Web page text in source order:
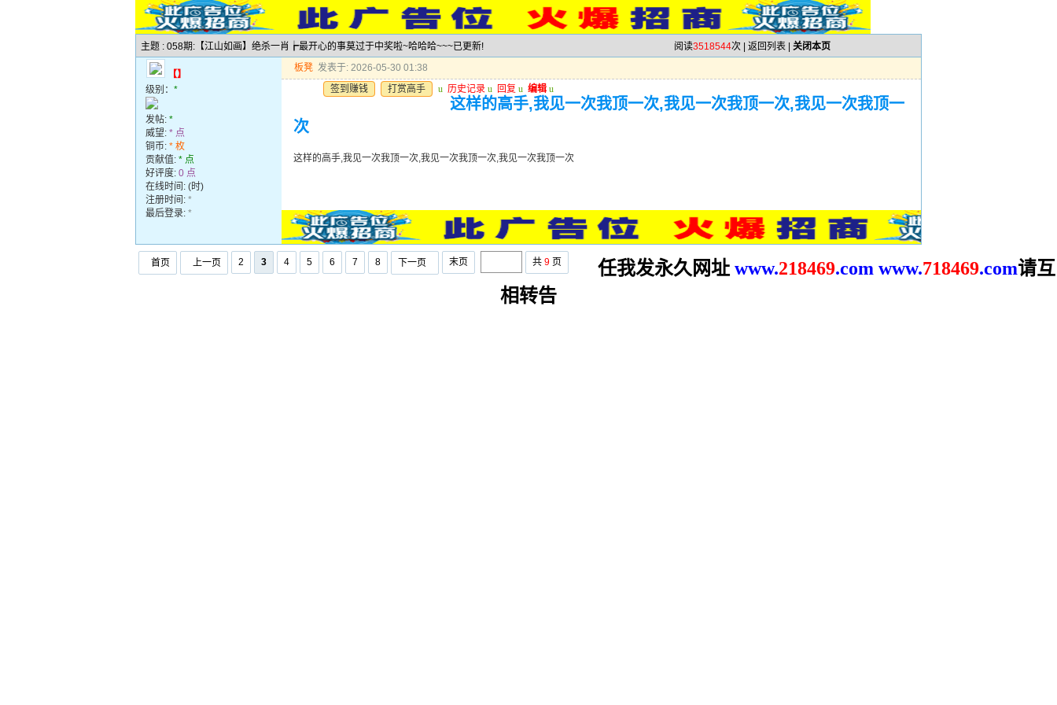
主题 : 058期:【江山如画】绝杀一肖┢最开心的事莫过于中奖啦~哈哈哈~~~已更新! 阅读3518544次 | 返回列表 关闭本页
【】
级别： *
发帖: *
威望: * 点
铜币: * 枚
贡献值: * 点
好评度: 0 点
在线时间: (时)
注册时间: *
最后登录: *
板凳 发表于: 2026-05-30 01:38
签到赚钱
打赏高手 u 历史记录 u 回复 u 编辑 u
这样的高手,我见一次我顶一次,我见一次我顶一次,我见一次我顶一
次
这样的高手,我见一次我顶一次,我见一次我顶一次,我见一次我顶一次
首页 上一页 2 3 4 5 6 7 8 下一页 末页 共 9 页 任我发永久网址 www.218469.com www.718469.com请互
相转告